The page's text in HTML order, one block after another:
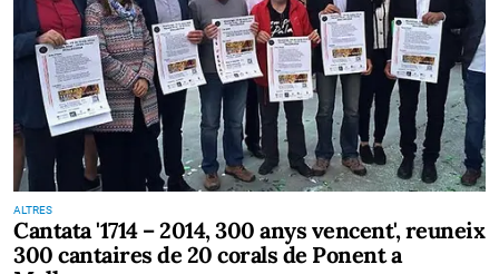
ALTRES
Cantata '1714 – 2014, 300 anys vencent', reuneix
300 cantaires de 20 corals de Ponent a